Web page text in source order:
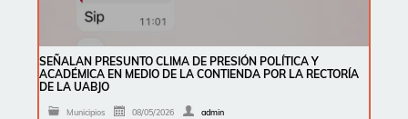
SEÑALAN PRESUNTO CLIMA DE PRESIÓN POLÍTICA Y
ACADÉMICA EN MEDIO DE LA CONTIENDA POR LA RECTORÍA
DE LA UABJO
Municipios 08/05/2026 admin